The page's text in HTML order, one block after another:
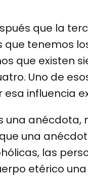
que la
que tenemos
que existen
Uno de
esa influencia
una
una
las
etérico